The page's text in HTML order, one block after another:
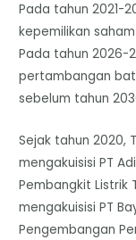
Pada tahun 2021-
kepemilikan
Pada tahun 2026-
pertambangan
sebelum tahun
Sejak tahun 2020,
mengakuisisi PT
Pembangkit Listrik
mengakuisisi PT
Pengembangan